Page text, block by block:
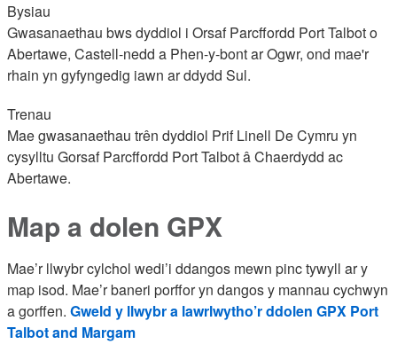
Bysiau
Gwasanaethau bws dyddiol i Orsaf Parcffordd Port Talbot o
Abertawe, Castell-nedd a Phen-y-bont ar Ogwr, ond mae'r
rhain yn gyfyngedig iawn ar ddydd Sul.
Trenau
Mae gwasanaethau trên dyddiol Prif Linell De Cymru yn
cysylltu Gorsaf Parcffordd Port Talbot â Chaerdydd ac
Abertawe.
Map a dolen GPX
Mae’r llwybr cylchol wedi’i ddangos mewn pinc tywyll ar y
map isod. Mae’r baneri porffor yn dangos y mannau cychwyn
a gorffen. Gweld y llwybr a lawrlwytho’r ddolen GPX Port
Talbot and Margam